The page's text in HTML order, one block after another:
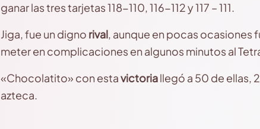
ganar las tres tarjetas 118-110, 116-112 y 117 – 111.
Jiga, fue un digno rival, aunque en pocas ocasiones
meter en complicaciones en algunos minutos al
«Chocolatito» con estavictoriallegó a 50 de ellas,
azteca.